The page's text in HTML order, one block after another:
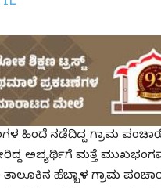
ಹಿಂದೆ ನಡೆದಿದ್ದ ಗ್ರಾಮ
ಅಭ್ಯರ್ಥಿಗೆ ಮತ್ತೆ
ತಾಲೂಕಿನ ಹೆಬ್ಬಾಳ ಗ್ರಾಮ